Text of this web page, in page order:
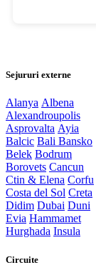
Sejururi externe
Alanya Albena
Alexandroupolis
Asprovalta Ayia
Balcic Bali Bansko
Belek Bodrum
Borovets Cancun
Ctin & Elena Corfu
Costa del Sol Creta
Didim Dubai Duni
Evia Hammamet
Hurghada Insula
Circuite